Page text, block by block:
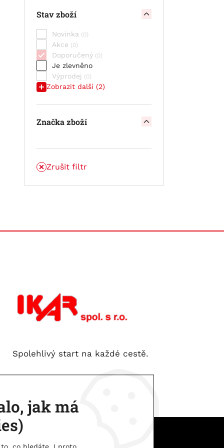
STAND BY BULL CELL OPzV -
článek
STAND BY BULL CELL VLIES SCV
Stav zboží
Novinka
Akce
Doporučený
Je zlevněno
Výprodej
Zobrazit další (2)
Značka zboží
Zrušit filtr
Spolehlivý start na každé cestě.
jak má